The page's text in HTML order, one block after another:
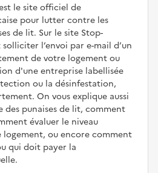
le site officiel de
pour lutter contre les
de lit. Sur le site Stop-
solliciter l’envoi par e-mail d’un
de votre logement ou
d'une entreprise labellisée
ou la désinfestation,
On vous explique aussi
punaises de lit, comment
évaluer le niveau
logement, ou encore comment
qui doit payer la